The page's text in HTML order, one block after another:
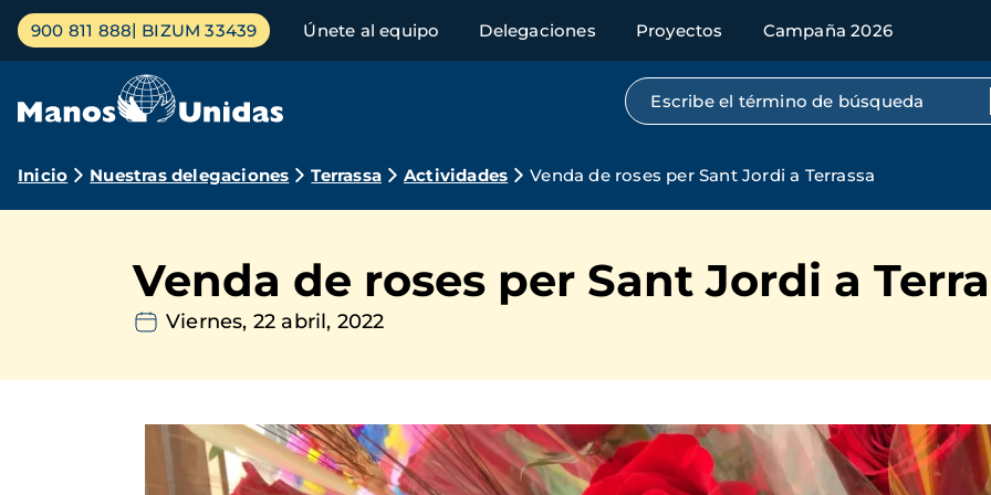
Pasar
contenido
Menú
principal
900 811 888 BIZUM 33439 Únete al equipo Delegaciones Proyectos Campaña 2026
Búsqueda por texto completo
Ruta
navegación
Inicio Nuestras delegaciones Terrassa Actividades Venda de roses per Sant Jordi a Terrassa
Venda de roses per Sant Jordi a
Viernes, 22 abril, 2022